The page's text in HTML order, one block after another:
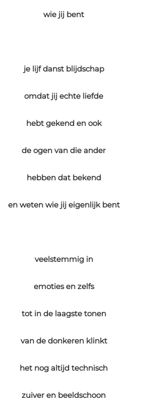
wie jij bent
je lijf danst blijdschap
omdat jij echte liefde
hebt gekend en ook
de ogen van die ander
hebben dat bekend
en weten wie jij eigenlijk bent
veelstemmig in
emoties en zelfs
tot in de laagste tonen
van de donkeren klinkt
het nog altijd technisch
zuiver en beeldschoon